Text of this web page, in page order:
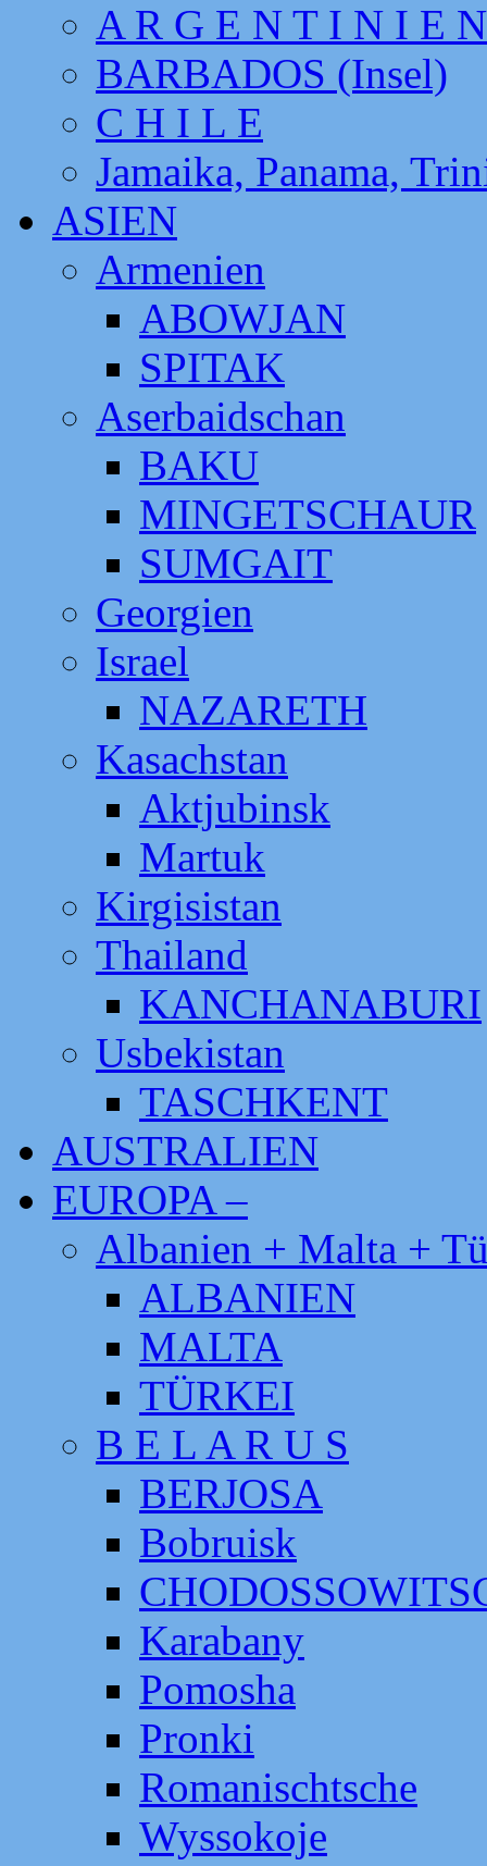
A R G E N T I N I E N
BARBADOS (Insel)
C H I L E
Jamaika, Panama,
ASIEN
Armenien
ABOWJAN
SPITAK
Aserbaidschan
BAKU
MINGETSCHAUR
SUMGAIT
Georgien
Israel
NAZARETH
Kasachstan
Aktjubinsk
Martuk
Kirgisistan
Thailand
KANCHANABURI
Usbekistan
TASCHKENT
AUSTRALIEN
EUROPA –
Albanien + Malta +
ALBANIEN
MALTA
TÜRKEI
B E L A R U S
BERJOSA
Bobruisk
Karabany
Pomosha
Pronki
Romanischtsche
Wyssokoje